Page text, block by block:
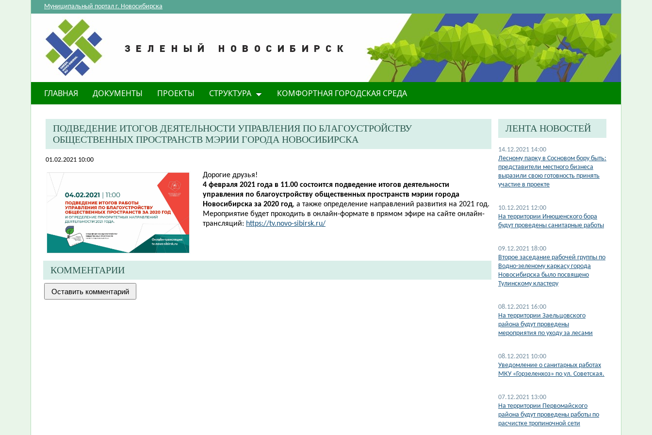
Муниципальный портал г. Новосибирска
ГЛАВНАЯ ДОКУМЕНТЫ ПРОЕКТЫ СТРУКТУРА КОМФОРТНАЯ ГОРОДСКАЯ СРЕДА
ПОДВЕДЕНИЕ ИТОГОВ ДЕЯТЕЛЬНОСТИ УПРАВЛЕНИЯ ПО БЛАГОУСТРОЙСТВУ
ОБЩЕСТВЕННЫХ ПРОСТРАНСТВ МЭРИИ ГОРОДА НОВОСИБИРСКА
01.02.2021 10:00
Дорогие друзья!
4 февраля 2021 года в 11.00 состоится подведение итогов деятельности
управления по благоустройству общественных пространств мэрии города
Новосибирска за 2020 год, а также определение направлений развития на 2021 год.
Мероприятие будет проходить в онлайн-формате в прямом эфире на сайте онлайн-
трансляций: https://tv.novo-sibirsk.ru/
КОММЕНТАРИИ
ЛЕНТА НОВОСТЕЙ
14.12.2021 14:00
Лесному парку в Сосновом бору быть:
представители местного бизнеса
выразили свою готовность принять
участие в проекте
10.12.2021 12:00
На территории Инюшенского бора
будут проведены санитарные работы
09.12.2021 18:00
Второе заседание рабочей группы по
Водно-зеленому каркасу города
Новосибирска было посвящено
Тулинскому кластеру
08.12.2021 16:00
На территории Заельцовского
района будут проведены
мероприятия по уходу за лесами
08.12.2021 10:00
Уведомление о санитарных работах
МКУ «Горзеленхоз» по ул. Советская.
07.12.2021 13:00
На территории Первомайского
района будут проведены работы по
расчистке тропиночной сети